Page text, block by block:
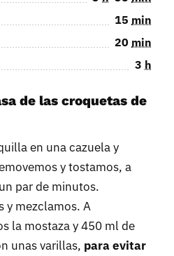
15 min
20 min
3 h
de las croquetas de
en una cazuela y
y tostamos, a
par de minutos.
y mezclamos. A
la mostaza y 450 ml de
unas varillas, para evitar